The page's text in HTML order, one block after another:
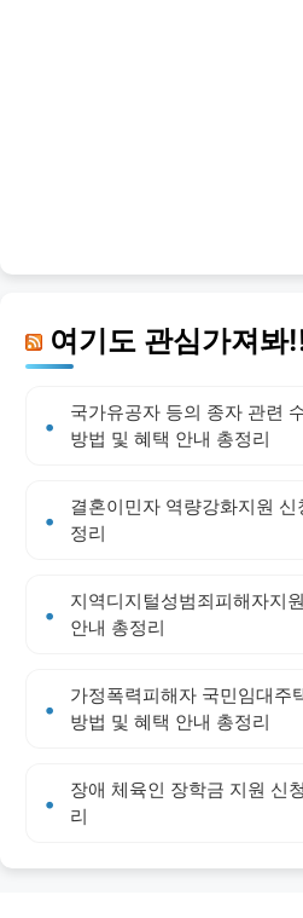
여기도 관심가져봐
국가유공자 등의 종자 관련
방법 및 혜택 안내 총정리
결혼이민자 역량강화지원
정리
지역디지털성범죄피해자지
안내 총정리
가정폭력피해자 국민임대주
방법 및 혜택 안내 총정리
장애 체육인 장학금 지원 신
리